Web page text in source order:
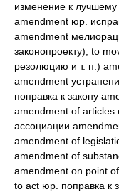
изменение к
amendment юр.
amendment
законопроекту); to
резолюцию и т. п.)
amendment
поправка к закону
amendment of articles
ассоциации
amendment of
amendment of
amendment on point
to act юр. поправка к